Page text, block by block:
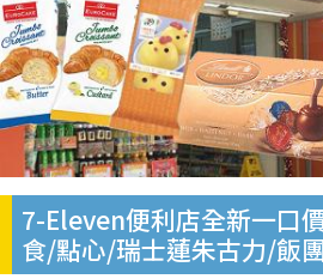
7-Eleven便利店全新一口
食/點心/瑞士蓮朱古力/飯